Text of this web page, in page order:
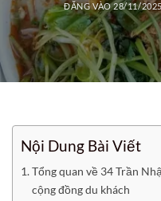
ĐĂNG VÀO28/11/2025
Nội Dung Bài Viết
Tổng quan về 34 Trần
cộng đồng du khách